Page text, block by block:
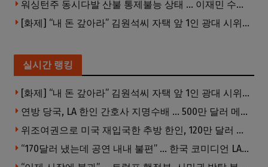
워싱턴주 동시다발 산불 통제불능 상태 … 이재민 수십만명
[화제] “내 돈 갚아라” 김원석씨 자택 앞 1인 광대 시위 … 한인 투자사, “108만 달러 못받아”
실시간 랭킹
[화제] “내 돈 갚아라” 김원석씨 자택 앞 1인 광대 시위 … 한인 투자사, “108만 달러 못받아”
연방 당국, LA 한인 간호사 지명수배 … 500만 달러 메디캐어 사기, 선고 직전 한국 도주
위조여권으로 미국 재입국한 추방 한인, 120만 달러 은행 사기 행각
“170달러 냈는데 공연 내내 불편” … 한국 코미디언 LA공연, 음향 불량에 외모 비하 개그 논란